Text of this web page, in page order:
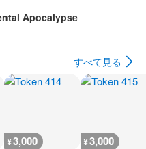
Apocalypse
すべて見る
¥3,000 ¥3,000